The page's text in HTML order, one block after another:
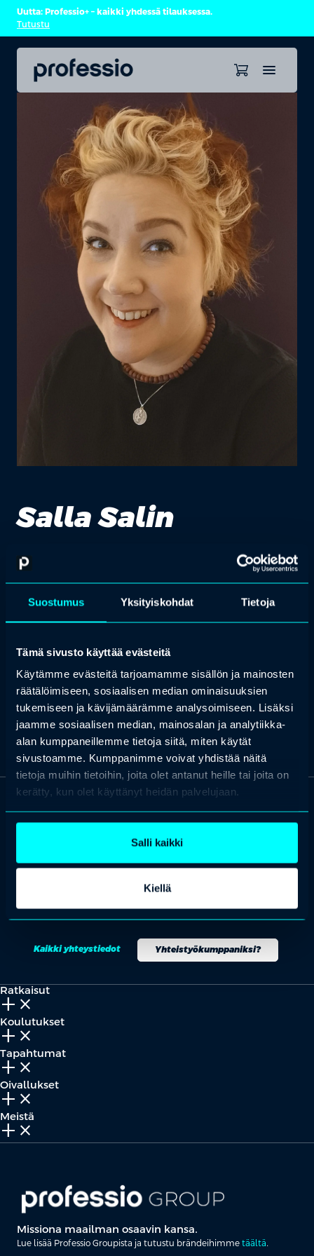
Suostumus Yksityiskohdat Tietoja
Tämä sivusto käyttää evästeitä
Käytämme evästeitä tarjoamamme sisällön ja mainosten
räätälöimiseen, sosiaalisen median ominaisuuksien
tukemiseen ja kävijämäärämme analysoimiseen. Lisäksi
jaamme sosiaalisen median, mainosalan ja analytiikka-
alan kumppaneillemme tietoja siitä, miten käytät
sivustoamme. Kumppanimme voivat yhdistää näitä
tietoja muihin tietoihin, joita olet antanut heille tai joita on
kerätty, kun olet käyttänyt heidän palvelujaan.
Salli kaikki
Kiellä
Uutta: Professio+ – kaikki yhdessä tilauksessa.
Tutustu
Salla Salin
elinluovutuskoordinaattori, Pirkanmaan
hyvinvointialue
(TtM), jolla on vahva kliininen tausta tehohoidosta. Salla
siirtymistään elinluovutustoimintaan, jossa hän on toiminut
Salin tekee edelleen myös tehotyötä, painottuen erityisesti
elinluovuttajien hoitoon. Hänellä on syvällinen käytännön ja
asiantuntijatason ymmärrys elinluovutusprosessista ja tehohoidon
roolista sen onnistumisessa.
OTA YHTEYTTÄ
Kaikki yhteystiedot Yhteistyökumppaniksi?
Ratkaisut
add_2 close
Koulutukset
add_2 close
Tapahtumat
add_2 close
Oivallukset
add_2 close
Meistä
add_2 close
Missiona maailman osaavin kansa.
Lue lisää Professio Groupista ja tutustu brändeihimme täältä.